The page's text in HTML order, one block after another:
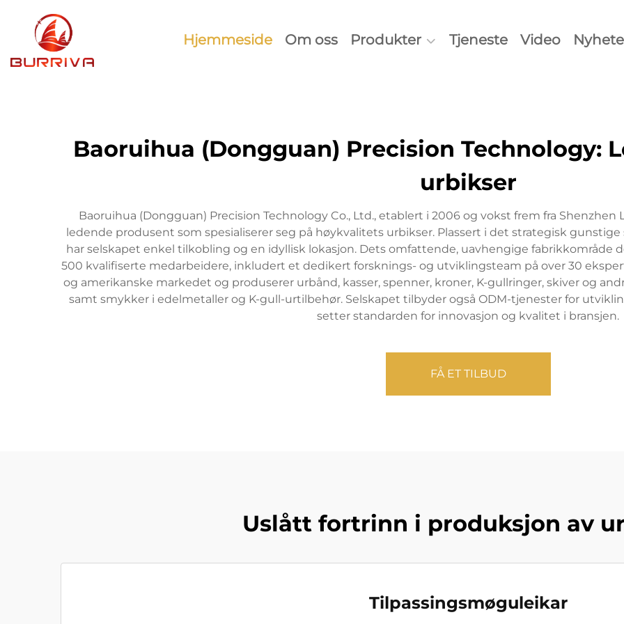
Hjemmeside Om oss Produkter Tjeneste Video
Baoruihua (Dongguan) Precision Technology:
urbikser
Baoruihua (Dongguan) Precision Technology Co., Ltd., etablert i 2006 og vokst frem fra Shenzhen
ledende produsent som spesialiserer seg på høykvalitets urbikser. Plassert i det strategisk
har selskapet enkel tilkobling og en idyllisk lokasjon. Dets omfattende, uavhengige fabrikkområde
500 kvalifiserte medarbeidere, inkludert et dedikert forsknings- og utviklingsteam på over 30
og amerikanske markedet og produserer urbånd, kasser, spenner, kroner, K-gullringer, skiver og
samt smykker i edelmetaller og K-gull-urtilbehør. Selskapet tilbyder også ODM-tjenester for
setter standarden for innovasjon og kvalitet i bransjen.
FÅ ET TILBUD
Uslått fortrinn i produksjon av
Tilpassingsmøguleikar